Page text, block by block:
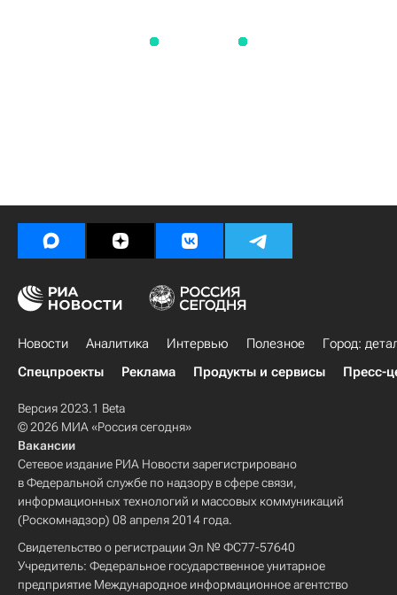
Новости Аналитика Интервью Полезное
Город:
Спецпроекты
Реклама Продукты и сервисы Пресс-
Версия 2023.1 Beta
© 2026 МИА «Россия сегодня»
Вакансии
Сетевое издание РИА Новости зарегистрировано
в Федеральной службе по надзору в сфере связи,
информационных технологий и массовых коммуникаций
(Роскомнадзор) 08 апреля 2014 года.
Свидетельство о регистрации Эл № ФС77-57640
Учредитель: Федеральное государственное унитарное
предприятие Международное информационное агентство